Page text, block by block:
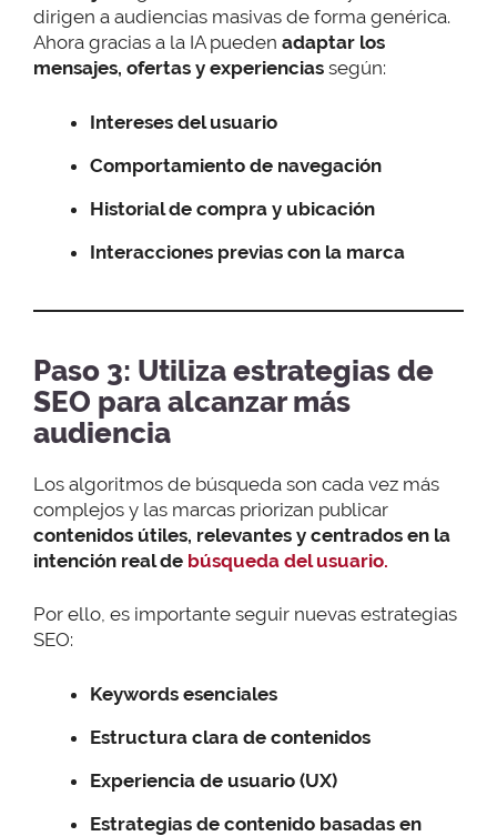
dirigen a audiencias masivas de forma genérica.
Ahora gracias a la IA pueden adaptar los
mensajes, ofertas y experiencias según:
Intereses del usuario
Comportamiento de navegación
Historial de compra y ubicación
Interacciones previas con la marca
Paso 3: Utiliza estrategias de
SEO para alcanzar más
audiencia
Los algoritmos de búsqueda son cada vez más
complejos y las marcas priorizan publicar
contenidos útiles, relevantes y centrados en la
intención real de búsqueda del usuario.
Por ello, es importante seguir nuevas estrategias
SEO:
Keywords esenciales
Estructura clara de contenidos
Experiencia de usuario (UX)
Estrategias de contenido basadas en